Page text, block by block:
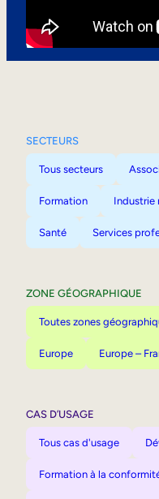
SECTEURS
Tous secteurs
Formation Industrie
Santé Services
ZONE GÉOGRAPHIQUE
Toutes zones
Europe Europe –
CAS D’USAGE
Tous cas d'usage
Formation à la